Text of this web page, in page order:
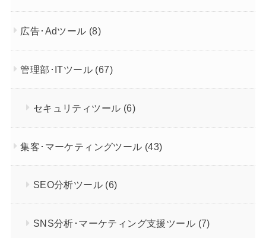
広告･Adツール (8)
管理部･ITツール (67)
セキュリティツール (6)
集客･マーケティングツール (43)
SEO分析ツール (6)
SNS分析･マーケティング支援ツール (7)